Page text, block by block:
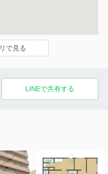
で見る
LINEで共有する